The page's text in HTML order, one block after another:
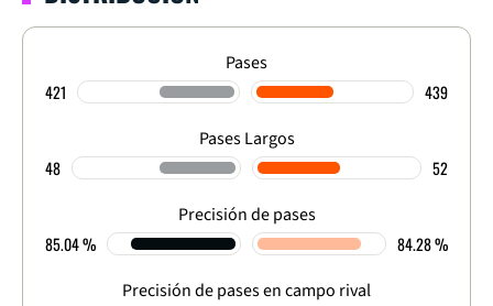
Pases
421 439
Pases Largos
48 52
Precisión de pases
85.04 % 84.28 %
Precisión de pases en campo rival